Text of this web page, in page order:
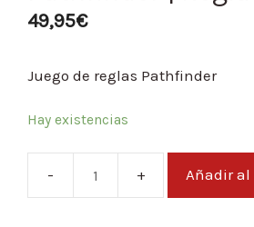
49,95€
Juego de reglas Pathfinder
Hay existencias
Pathfinder
Añadir al